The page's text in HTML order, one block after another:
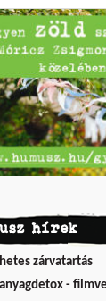
hírek
zárvatartás
-